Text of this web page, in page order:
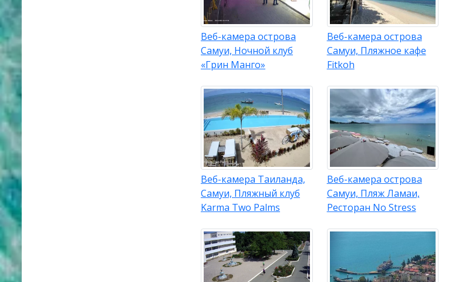
Веб-камера острова
Самуи, Ночной клуб
«Грин Манго»
Веб-камера острова
Самуи, Пляжное кафе
Fitkoh
Веб-камера Таиланда,
Самуи, Пляжный клуб
Karma Two Palms
Веб-камера острова
Самуи, Пляж Ламаи,
Ресторан No Stress